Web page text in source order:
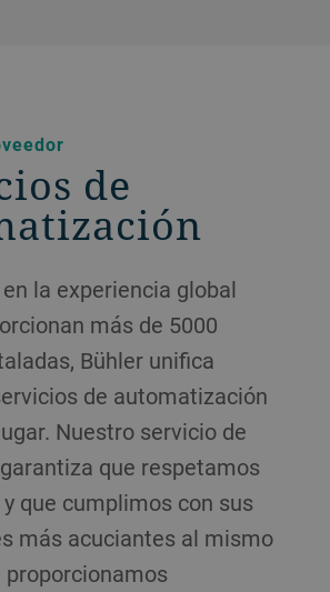
de
la experiencia global
más de 5000
Bühler unifica
de automatización
Nuestro servicio de
que respetamos
que cumplimos con sus
más acuciantes al mismo